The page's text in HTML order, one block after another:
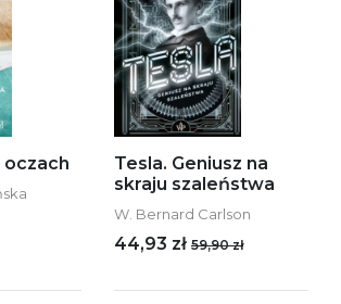
oczach
Tesla. Geniusz na
skraju szaleństwa
W. Bernard Carlson
44,93 zł 59,90 zł